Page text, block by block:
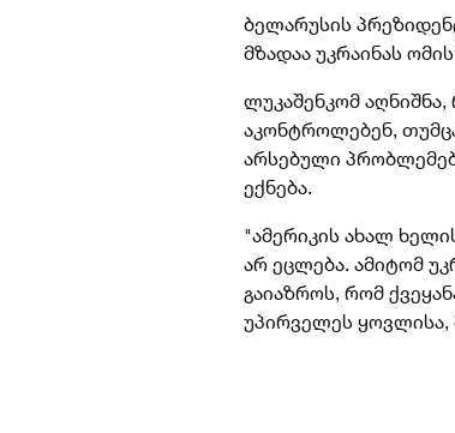
ბელარუსის
მზადაა უკრაინას
ლუკაშენკომ
აკონტროლებენ,
არსებული
ექნება.
"ამერიკის ახალ
არ ეცლება. ამიტომ
გაიაზროს, რომ
უპირველეს ყოვლისა,